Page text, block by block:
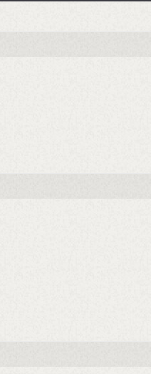
知らせください。
コーポレート本部 総務
者 コーポレート本部長